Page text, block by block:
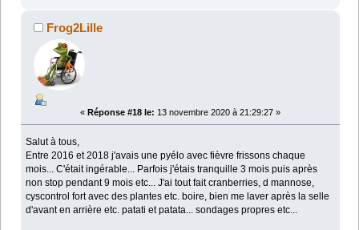
Frog2Lille
« Réponse #18 le: 13 novembre 2020 à 21:29:27 »
Salut à tous,
Entre 2016 et 2018 j'avais une pyélo avec fièvre frissons chaque
mois... C'était ingérable... Parfois j'étais tranquille 3 mois puis après
non stop pendant 9 mois etc... J'ai tout fait cranberries, d mannose,
cyscontrol fort avec des plantes etc. boire, bien me laver après la selle
d'avant en arrière etc. patati et patata... sondages propres etc...